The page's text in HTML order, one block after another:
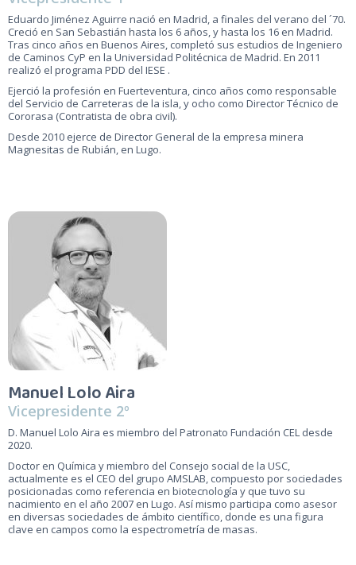
Eduardo Jiménez Aguirre nació en Madrid, a finales del verano del ´70.
Creció en San Sebastián hasta los 6 años, y hasta los 16 en Madrid.
Tras cinco años en Buenos Aires, completó sus estudios de Ingeniero
de Caminos CyP en la Universidad Politécnica de Madrid. En 2011
realizó el programa PDD del IESE .
Ejerció la profesión en Fuerteventura, cinco años como responsable
del Servicio de Carreteras de la isla, y ocho como Director Técnico de
Cororasa (Contratista de obra civil).
Desde 2010 ejerce de Director General de la empresa minera
Magnesitas de Rubián, en Lugo.
Manuel Lolo Aira
Vicepresidente 2º
D. Manuel Lolo Aira es miembro del Patronato Fundación CEL desde
2020.
Doctor en Química y miembro del Consejo social de la USC,
actualmente es el CEO del grupo AMSLAB, compuesto por sociedades
posicionadas como referencia en biotecnología y que tuvo su
nacimiento en el año 2007 en Lugo. Así mismo participa como asesor
en diversas sociedades de ámbito científico, donde es una figura
clave en campos como la espectrometría de masas.